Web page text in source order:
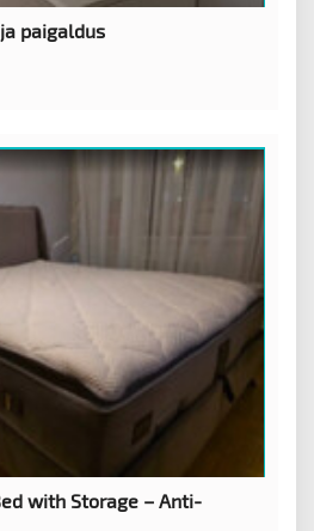
paigaldus
with Storage – Anti-